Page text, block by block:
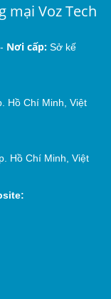
mại Voz Tech
Nơi cấp: Sở kế
Hồ Chí Minh, Việt
Hồ Chí Minh, Việt